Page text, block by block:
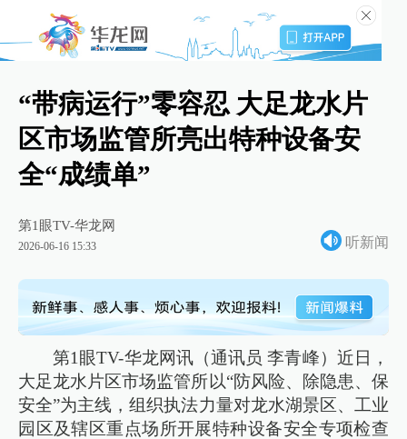
“带病运行”零容忍 大足龙水片
区市场监管所亮出特种设备安
全“成绩单”
第1眼TV-华龙网
2026-06-16 15:33 听新闻
第1眼TV-华龙网讯（通讯员 李青峰）近日，
大足龙水片区市场监管所以“防风险、除隐患、保
安全”为主线，组织执法力量对龙水湖景区、工业
园区及辖区重点场所开展特种设备安全专项检查